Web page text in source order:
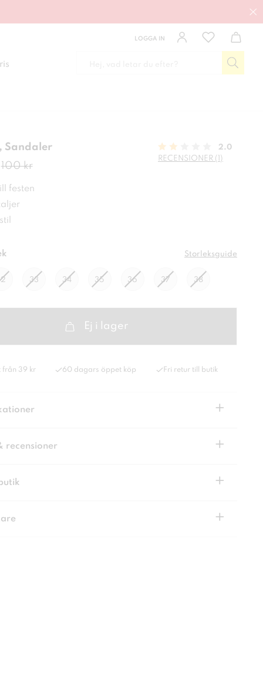
LOGGA IN
Sandaler
pris
100 kr
100 kr
2.0
RECENSIONER (1)
festen
Storleksguide
33 34 35 36 37 38
Ej i lager
från 39 kr 60 dagars öppet köp Fri retur till butik
+
recensioner +
+
+